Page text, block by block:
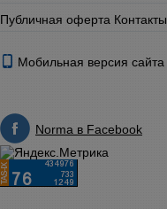
Публичная оферта Контакты
Мобильная версия сайта
Norma в Facebook